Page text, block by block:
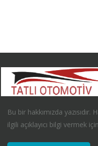
Bu bir hakkımızda yazısıdır.
ilgili açıklayıcı bilgi vermek